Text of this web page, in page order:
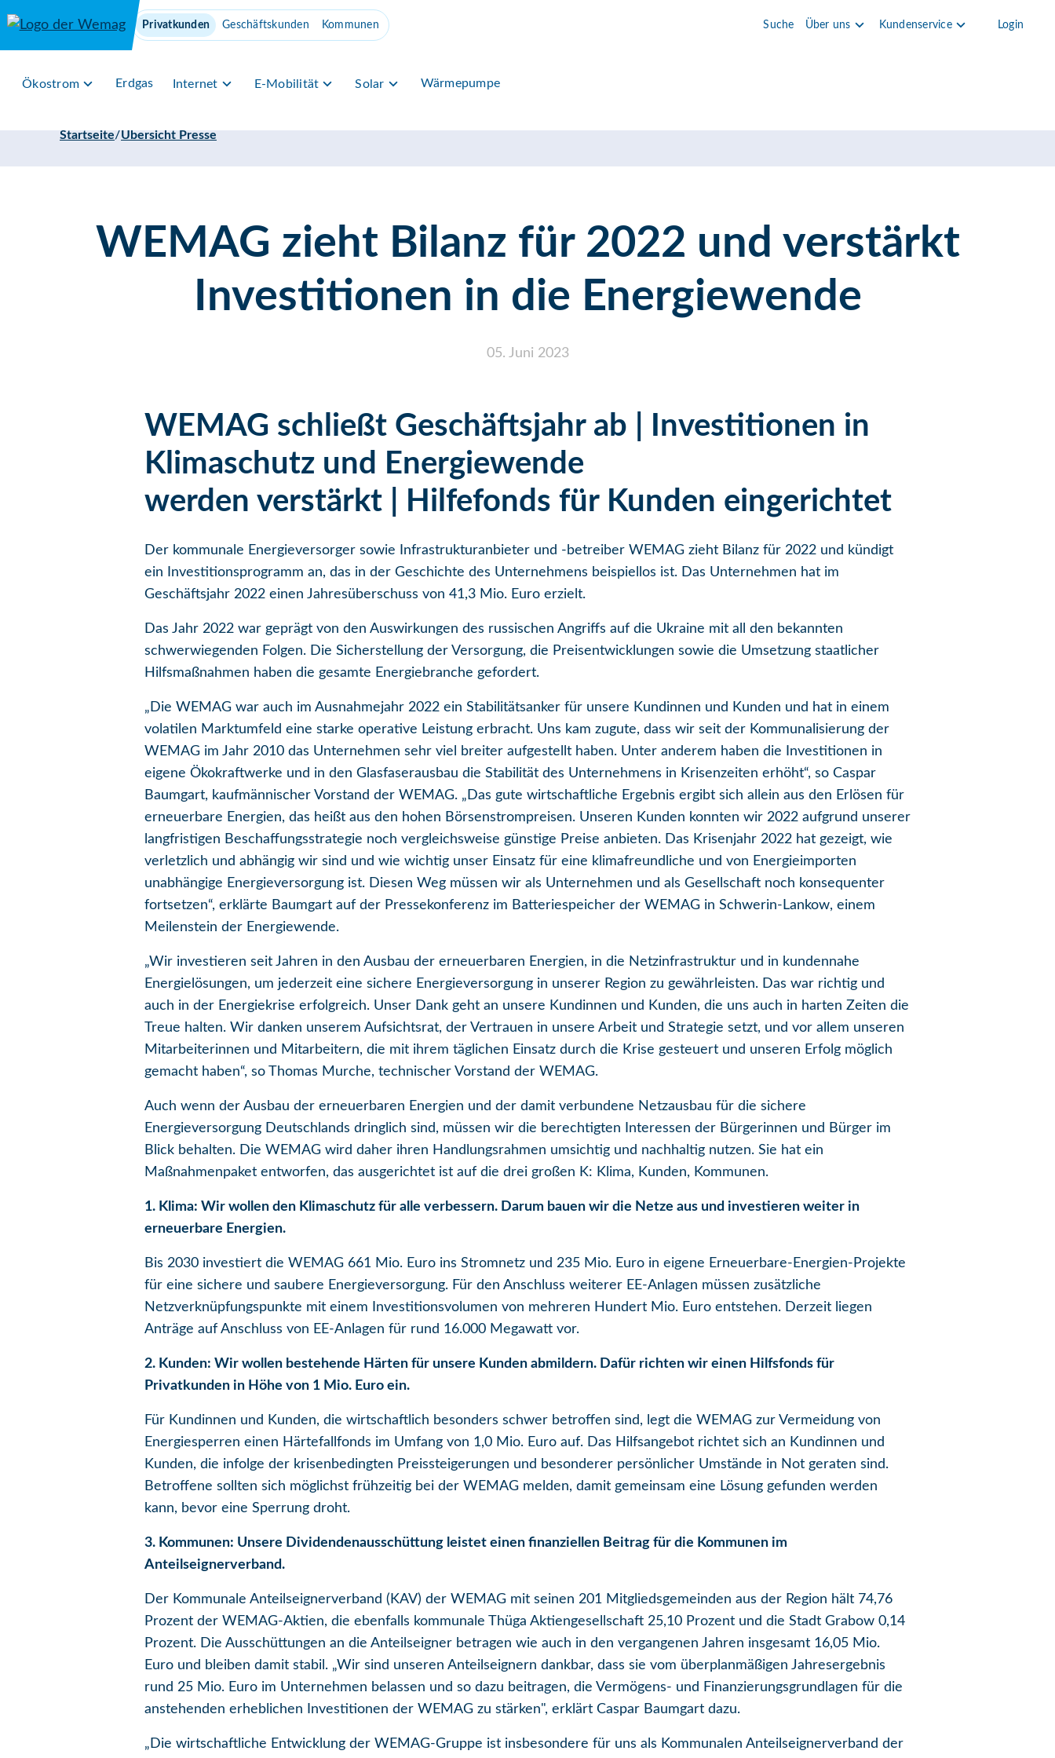
Privatkunden Geschäftskunden Kommunen Suche Über uns Kundenservice Login
Ökostrom Erdgas Internet E-Mobilität Solar Wärmepumpe
Startseite/Übersicht Presse
WEMAG zieht Bilanz für 2022 und verstärkt
Investitionen in die Energiewende
05. Juni 2023
WEMAG schließt Geschäftsjahr ab | Investitionen in
Klimaschutz und Energiewende
werden verstärkt | Hilfefonds für Kunden eingerichtet
Der kommunale Energieversorger sowie Infrastrukturanbieter und -betreiber WEMAG zieht Bilanz für 2022 und kündigt
ein Investitionsprogramm an, das in der Geschichte des Unternehmens beispiellos ist. Das Unternehmen hat im
Geschäftsjahr 2022 einen Jahresüberschuss von 41,3 Mio. Euro erzielt.
Das Jahr 2022 war geprägt von den Auswirkungen des russischen Angriffs auf die Ukraine mit all den bekannten
schwerwiegenden Folgen. Die Sicherstellung der Versorgung, die Preisentwicklungen sowie die Umsetzung staatlicher
Hilfsmaßnahmen haben die gesamte Energiebranche gefordert.
„Die WEMAG war auch im Ausnahmejahr 2022 ein Stabilitätsanker für unsere Kundinnen und Kunden und hat in einem
volatilen Marktumfeld eine starke operative Leistung erbracht. Uns kam zugute, dass wir seit der Kommunalisierung der
WEMAG im Jahr 2010 das Unternehmen sehr viel breiter aufgestellt haben. Unter anderem haben die Investitionen in
eigene Ökokraftwerke und in den Glasfaserausbau die Stabilität des Unternehmens in Krisenzeiten erhöht“, so Caspar
Baumgart, kaufmännischer Vorstand der WEMAG. „Das gute wirtschaftliche Ergebnis ergibt sich allein aus den Erlösen für
erneuerbare Energien, das heißt aus den hohen Börsenstrompreisen. Unseren Kunden konnten wir 2022 aufgrund unserer
langfristigen Beschaffungsstrategie noch vergleichsweise günstige Preise anbieten. Das Krisenjahr 2022 hat gezeigt, wie
verletzlich und abhängig wir sind und wie wichtig unser Einsatz für eine klimafreundliche und von Energieimporten
unabhängige Energieversorgung ist. Diesen Weg müssen wir als Unternehmen und als Gesellschaft noch konsequenter
fortsetzen“, erklärte Baumgart auf der Pressekonferenz im Batteriespeicher der WEMAG in Schwerin-Lankow, einem
Meilenstein der Energiewende.
„Wir investieren seit Jahren in den Ausbau der erneuerbaren Energien, in die Netzinfrastruktur und in kundennahe
Energielösungen, um jederzeit eine sichere Energieversorgung in unserer Region zu gewährleisten. Das war richtig und
auch in der Energiekrise erfolgreich. Unser Dank geht an unsere Kundinnen und Kunden, die uns auch in harten Zeiten die
Treue halten. Wir danken unserem Aufsichtsrat, der Vertrauen in unsere Arbeit und Strategie setzt, und vor allem unseren
Mitarbeiterinnen und Mitarbeitern, die mit ihrem täglichen Einsatz durch die Krise gesteuert und unseren Erfolg möglich
gemacht haben“, so Thomas Murche, technischer Vorstand der WEMAG.
Auch wenn der Ausbau der erneuerbaren Energien und der damit verbundene Netzausbau für die sichere
Energieversorgung Deutschlands dringlich sind, müssen wir die berechtigten Interessen der Bürgerinnen und Bürger im
Blick behalten. Die WEMAG wird daher ihren Handlungsrahmen umsichtig und nachhaltig nutzen. Sie hat ein
Maßnahmenpaket entworfen, das ausgerichtet ist auf die drei großen K: Klima, Kunden, Kommunen.
1. Klima: Wir wollen den Klimaschutz für alle verbessern. Darum bauen wir die Netze aus und investieren weiter in
erneuerbare Energien.
Bis 2030 investiert die WEMAG 661 Mio. Euro ins Stromnetz und 235 Mio. Euro in eigene Erneuerbare-Energien-Projekte
für eine sichere und saubere Energieversorgung. Für den Anschluss weiterer EE-Anlagen müssen zusätzliche
Netzverknüpfungspunkte mit einem Investitionsvolumen von mehreren Hundert Mio. Euro entstehen. Derzeit liegen
Anträge auf Anschluss von EE-Anlagen für rund 16.000 Megawatt vor.
2. Kunden: Wir wollen bestehende Härten für unsere Kunden abmildern. Dafür richten wir einen Hilfsfonds für
Privatkunden in Höhe von 1 Mio. Euro ein.
Für Kundinnen und Kunden, die wirtschaftlich besonders schwer betroffen sind, legt die WEMAG zur Vermeidung von
Energiesperren einen Härtefallfonds im Umfang von 1,0 Mio. Euro auf. Das Hilfsangebot richtet sich an Kundinnen und
Kunden, die infolge der krisenbedingten Preissteigerungen und besonderer persönlicher Umstände in Not geraten sind.
Betroffene sollten sich möglichst frühzeitig bei der WEMAG melden, damit gemeinsam eine Lösung gefunden werden
kann, bevor eine Sperrung droht.
3. Kommunen: Unsere Dividendenausschüttung leistet einen finanziellen Beitrag für die Kommunen im
Anteilseignerverband.
Der Kommunale Anteilseignerverband (KAV) der WEMAG mit seinen 201 Mitgliedsgemeinden aus der Region hält 74,76
Prozent der WEMAG-Aktien, die ebenfalls kommunale Thüga Aktiengesellschaft 25,10 Prozent und die Stadt Grabow 0,14
Prozent. Die Ausschüttungen an die Anteilseigner betragen wie auch in den vergangenen Jahren insgesamt 16,05 Mio.
Euro und bleiben damit stabil. „Wir sind unseren Anteilseignern dankbar, dass sie vom überplanmäßigen Jahresergebnis
rund 25 Mio. Euro im Unternehmen belassen und so dazu beitragen, die Vermögens- und Finanzierungsgrundlagen für die
anstehenden erheblichen Investitionen der WEMAG zu stärken", erklärt Caspar Baumgart dazu.
„Die wirtschaftliche Entwicklung der WEMAG-Gruppe ist insbesondere für uns als Kommunalen Anteilseignerverband der